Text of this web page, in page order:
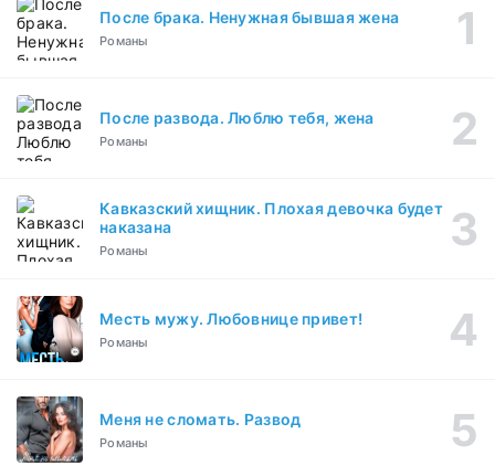
После брака. Ненужная бывшая жена
Романы
После развода. Люблю тебя, жена
Романы
Кавказский хищник. Плохая девочка будет
наказана
Романы
Месть мужу. Любовнице привет!
Романы
Меня не сломать. Развод
Романы